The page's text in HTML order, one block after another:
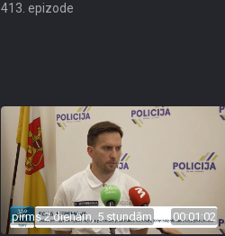
413. epizode
pirms 2 dienām, 5 stundām 00:01:02